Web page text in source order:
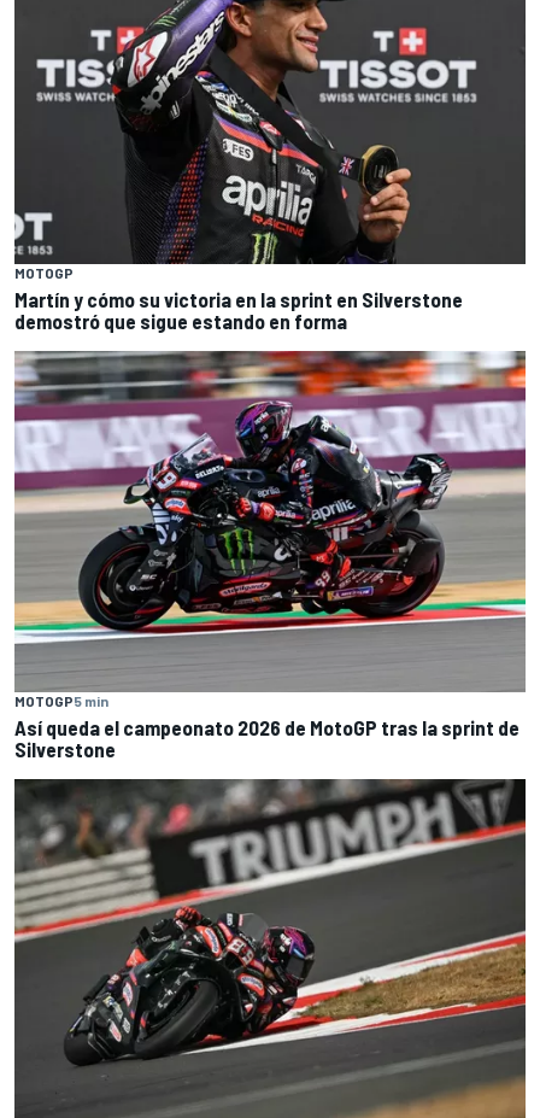
MOTOGP
Martín y cómo su victoria en la sprint en Silverstone
demostró que sigue estando en forma
MOTOGP5 min
Así queda el campeonato 2026 de MotoGP tras la sprint de
Silverstone